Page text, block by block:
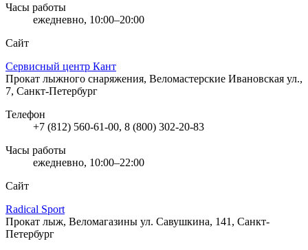
Часы работы
ежедневно, 10:00–20:00
Сайт
Сервисный центр Кант
Прокат лыжного снаряжения, Веломастерские Ивановская ул.,
7, Санкт-Петербург
Телефон
+7 (812) 560-61-00, 8 (800) 302-20-83
Часы работы
ежедневно, 10:00–22:00
Сайт
Radical Sport
Прокат лыж, Веломагазины ул. Савушкина, 141, Санкт-
Петербург